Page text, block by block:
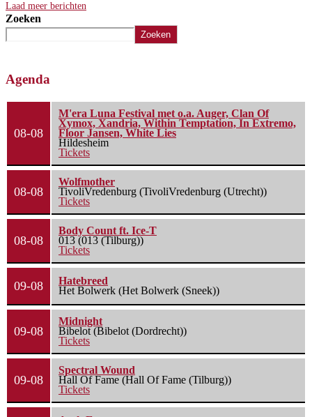
Laad meer berichten
Zoeken
Zoeken
Agenda
08-08
M'era Luna Festival met o.a. Auger, Clan Of
Xymox, Xandria, Within Temptation, In Extremo,
Floor Jansen, White Lies
Hildesheim
Tickets
08-08
Wolfmother
TivoliVredenburg (TivoliVredenburg (Utrecht))
Tickets
08-08
Body Count ft. Ice-T
013 (013 (Tilburg))
Tickets
09-08
Hatebreed
Het Bolwerk (Het Bolwerk (Sneek))
09-08
Midnight
Bibelot (Bibelot (Dordrecht))
Tickets
09-08
Spectral Wound
Hall Of Fame (Hall Of Fame (Tilburg))
Tickets